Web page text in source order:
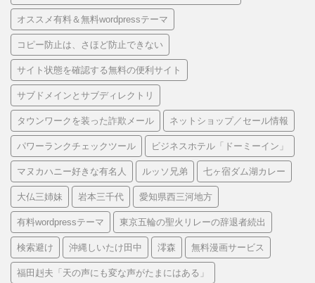
オススメ有料＆無料wordpressテーマ
コピー防止は、さほど防止できない
サイト状態を確認する無料の便利サイト
サブドメインとサブディレクトリ
タウンワークを装った詐欺メール ネットショップ／セール情報
パワーランクチェックツール ビジネスホテル「ドーミーイン」
マヌカハニー好きな有名人 ルッソ兄弟 七ヶ宿ダム湖カレー
大仏三姉妹 岩本三千代 愛知県西三河地方
有料wordpressテーマ 東京五輪の聖火リレーの辞退者続出
検索避け 沖縄しいたけ田中 澪森 無料漫画サービス
福田赳夫「天の声にも変な声がたまにはある」